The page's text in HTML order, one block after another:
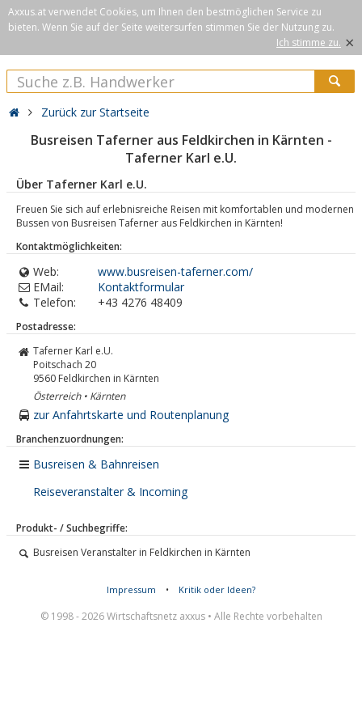
Axxus.at verwendet Cookies, um Ihnen den bestmöglichen Service zu
bieten. Wenn Sie auf der Seite weitersurfen stimmen Sie der Nutzung zu.
Ich stimme zu. ×
Zurück zur Startseite
Busreisen Taferner aus Feldkirchen in Kärnten -
Taferner Karl e.U.
Über Taferner Karl e.U.
Freuen Sie sich auf erlebnisreiche Reisen mit komfortablen und modernen
Bussen von Busreisen Taferner aus Feldkirchen in Kärnten!
Kontaktmöglichkeiten:
Web:
www.busreisen-taferner.com/
EMail:
Kontaktformular
Telefon:
+43 4276 48409
Postadresse:
Taferner Karl e.U.
Poitschach 20
9560 Feldkirchen in Kärnten
Österreich • Kärnten
zur Anfahrtskarte und Routenplanung
Branchenzuordnungen:
Busreisen & Bahnreisen
Reiseveranstalter & Incoming
Produkt- / Suchbegriffe:
Busreisen Veranstalter in Feldkirchen in Kärnten
Impressum • Kritik oder Ideen?
© 1998 - 2026 Wirtschaftsnetz axxus • Alle Rechte vorbehalten